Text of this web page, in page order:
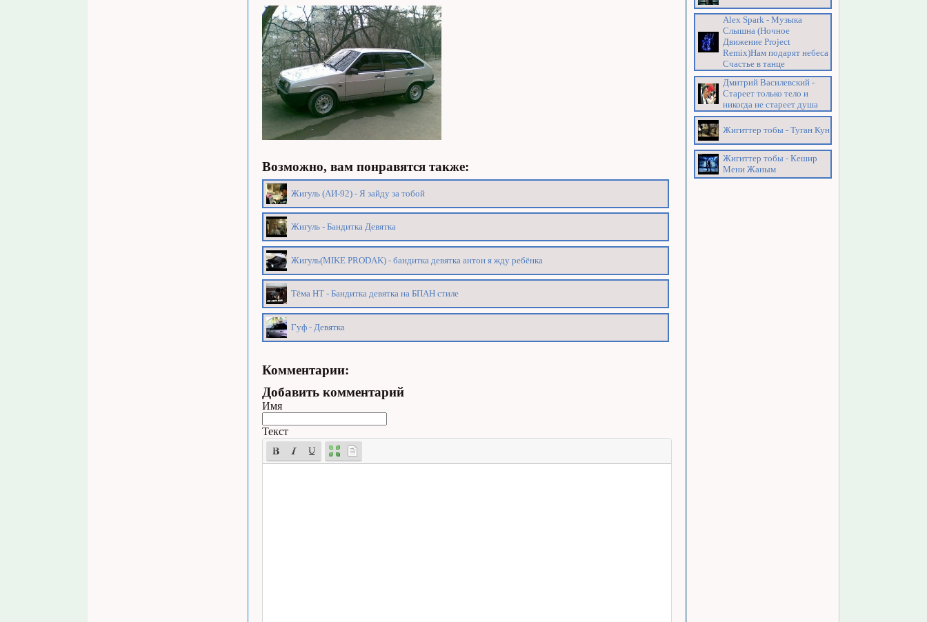
Возможно, вам понравятся также:
Жигуль (АИ-92) - Я зайду за тобой
Жигуль - Бандитка Девятка
Жигуль(MIKE PRODAK) - бандитка девятка антон я жду ребёнка
Тёма HT - Бандитка девятка на БПАН стиле
Гуф - Девятка
Комментарии:
Добавить комментарий
Имя
Текст
Alex Spark - Музыка
Слышна (Ночное
Движение Project
Remix)Нам подарят небеса
Счастье в танце
Дмитрий Василевский -
Стареет только тело и
никогда не стареет душа
Жигиттер тобы - Туган Кун
Жигиттер тобы - Кешир
Мени Жаным